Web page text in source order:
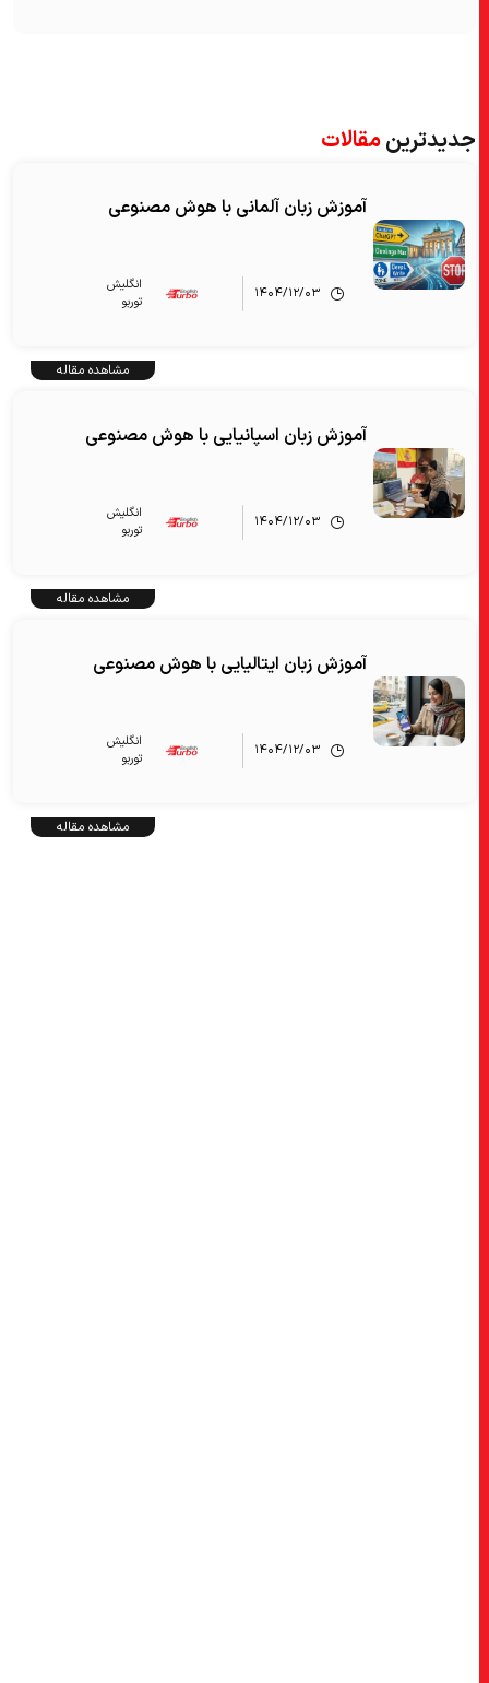
جدیدترینمقالات
آموزش زبان آلمانی با هوش مصنوعی
۱۴۰۴/۱۲/۰۳
انگلیش‌
توربو
مشاهده مقاله
آموزش زبان اسپانیایی با هوش مصنوعی
۱۴۰۴/۱۲/۰۳
انگلیش‌
توربو
مشاهده مقاله
آموزش زبان ایتالیایی با هوش مصنوعی
۱۴۰۴/۱۲/۰۳
انگلیش‌
توربو
مشاهده مقاله